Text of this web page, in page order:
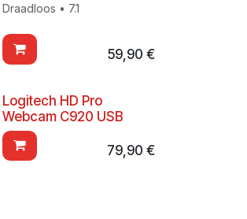
Draadloos • 7.1
59,90 €
Logitech HD Pro
Webcam C920 USB
79,90 €